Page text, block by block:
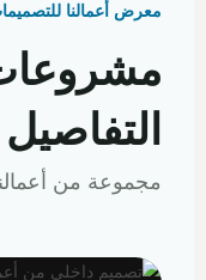
معرض أعمالنا للتصميمات
التفاصيل
مجموعة من أعمالنا